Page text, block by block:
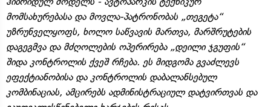
მომსახურებასა და მოვლა-პატრონობას „თეგეტა“
უზრუნველყოფს, ხოლო საწვავის მართვა, მარშრუტების
დაგეგმვა და მძღოლების ოპერირება „დეილი ჯგუფის“
შიდა კონტროლის ქვეშ რჩება. ეს მიდგომა გვაძლევს
ეფექტიანობისა და კონტროლის დაბალანსებულ
კომბინაციას, ამცირებს ადმინისტრაციულ დატვირთვას და